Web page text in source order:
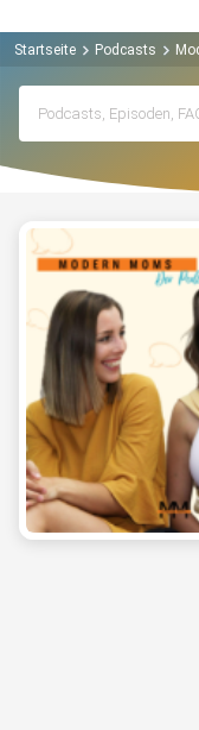
Startseite Podcasts